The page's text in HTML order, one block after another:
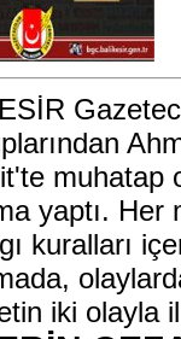
muhatap
yaptı.
kuralları
iki olayla